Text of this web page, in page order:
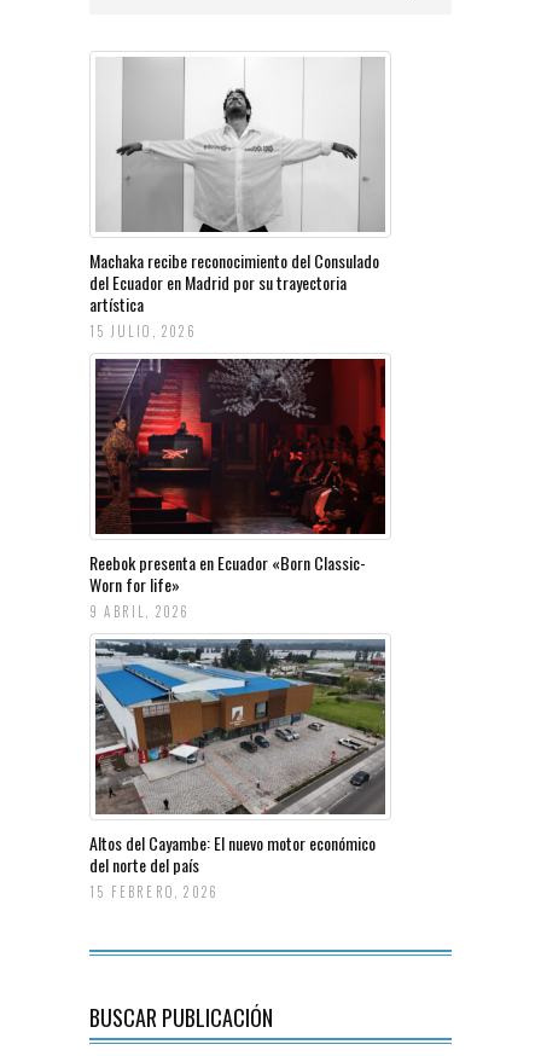
Machaka recibe reconocimiento del Consulado
del Ecuador en Madrid por su trayectoria
artística
15 JULIO, 2026
Reebok presenta en Ecuador «Born Classic-
Worn for life»
9 ABRIL, 2026
Altos del Cayambe: El nuevo motor económico
del norte del país
15 FEBRERO, 2026
BUSCAR PUBLICACIÓN